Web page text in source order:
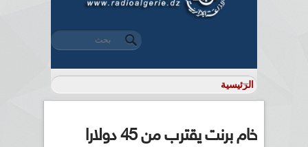
استمارة البحث
‏بحث ‏
خام برنت يقترب من 45 دولارا